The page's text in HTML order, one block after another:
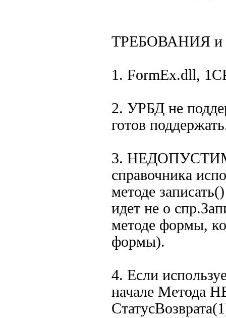
ТРЕБОВАНИЯ
1. FormEx.dll,
2. УРБД не
готов
3.
справочника
методе
идет не о
методе формы,
формы).
4. Если
начале Метода